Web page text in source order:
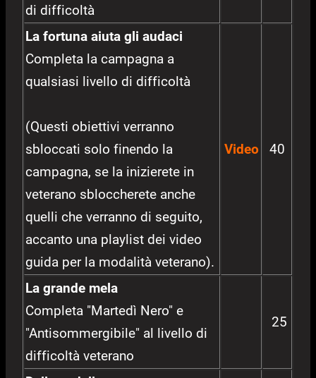
di difficoltà
La fortuna aiuta gli audaci
Completa la campagna a
qualsiasi livello di difficoltà
(Questi obiettivi verranno
sbloccati solo finendo la
campagna, se la inizierete in
veterano sbloccherete anche
quelli che verranno di seguito,
accanto una playlist dei video
guida per la modalità veterano).
Video 40
La grande mela
Completa "Martedì Nero" e
"Antisommergibile" al livello di
difficoltà veterano
25